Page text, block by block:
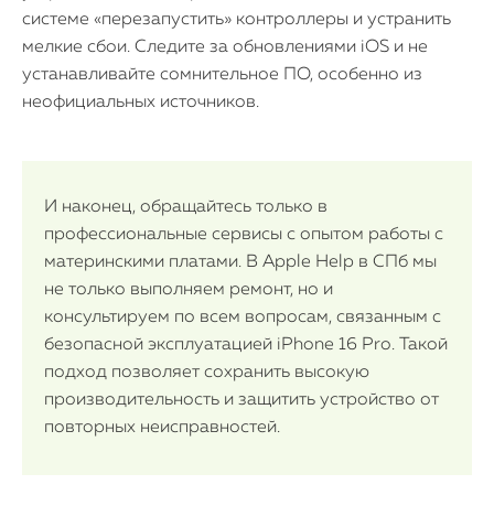
системе «перезапустить» контроллеры и устранить
мелкие сбои. Следите за обновлениями iOS и не
устанавливайте сомнительное ПО, особенно из
неофициальных источников.
И наконец, обращайтесь только в
профессиональные сервисы с опытом работы с
материнскими платами. В Apple Help в СПб мы
не только выполняем ремонт, но и
консультируем по всем вопросам, связанным с
безопасной эксплуатацией iPhone 16 Pro. Такой
подход позволяет сохранить высокую
производительность и защитить устройство от
повторных неисправностей.